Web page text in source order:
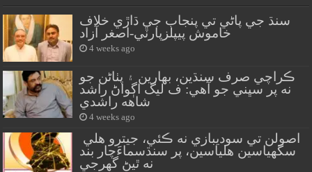
سنڌ جي پاڻي تي پنجاب جي ڌاڙي خلاف
خاموش پيپلزپارٽي-اصغر آزاد
4 weeks ago
ڪراچي صرف سنڌين، بهارين ۽ پٺاڻن جو
نه پر سڀني جو آهي: ف ليگ اڳواڻ راشد
شاهه راشدي
4 weeks ago
سگهياسين هلياسين، پر سنڌسماءَچار بند
نه ٿيڻ گهرجي